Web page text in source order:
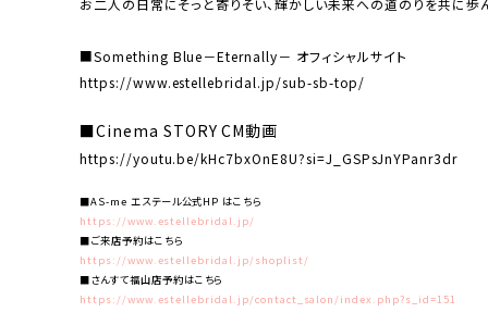
■Something Blue－Eternally－ オフィシャルサイト
https://www.estellebridal.jp/sub-sb-top/
■Cinema STORY CM動画
https://youtu.be/kHc7bxOnE8U?si=J_GSPsJnYPanr3dr
■AS-me エステール公式HP はこちら
https://www.estellebridal.jp/
■ご来店予約はこちら
https://www.estellebridal.jp/shoplist/
■さんすて福山店予約はこちら
https://www.estellebridal.jp/contact_salon/index.php?s_id=151